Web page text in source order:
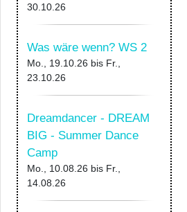
30.10.26
Was wäre wenn? WS 2
Mo., 19.10.26 bis Fr.,
23.10.26
Dreamdancer - DREAM
BIG - Summer Dance
Camp
Mo., 10.08.26 bis Fr.,
14.08.26